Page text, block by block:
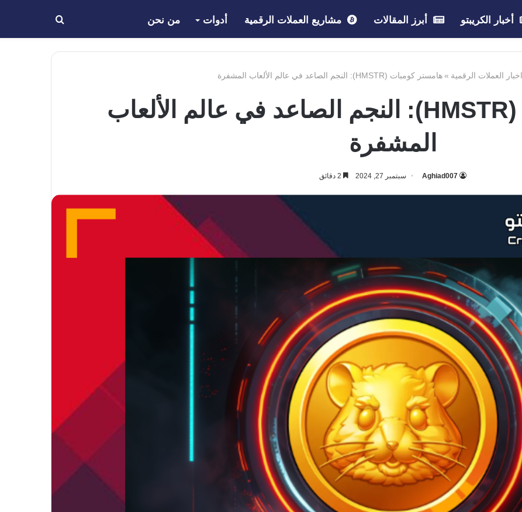
أخبار الكريبتو أبرز المقالات مشاريع العملات الرقمية أدوات من نحن بحث
عن
اخبار العملات الرقمية » هامستر كومبات (HMSTR): النجم الصاعد في عالم الألعاب المشفرة
هامستر كومبات (HMSTR): النجم الصاعد في عالم الألعاب
المشفرة
Aghiad007 سبتمبر 27, 2024